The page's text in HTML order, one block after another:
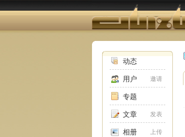
动态
用户 邀请
专题
文章 发表
相册 上传